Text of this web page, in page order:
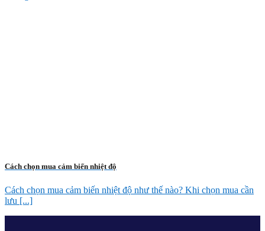
Cách chọn mua cảm biến nhiệt độ
Cách chọn mua cảm biến nhiệt độ như thế nào? Khi chọn mua cần
lưu [...]